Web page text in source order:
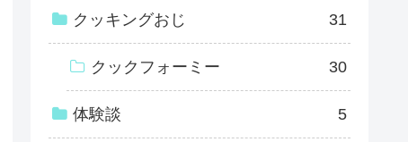
クッキングおじ 31
クックフォーミー 30
体験談 5